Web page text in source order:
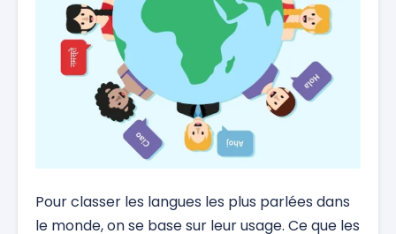
Pour classer les langues les plus parlées dans
le monde, on se base sur leur usage. Ce que les